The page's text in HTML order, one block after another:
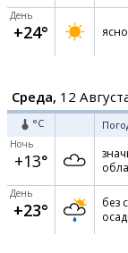
День
+24° ясно
Среда, 12
°C
Ночь
+13°
День
+23°
без